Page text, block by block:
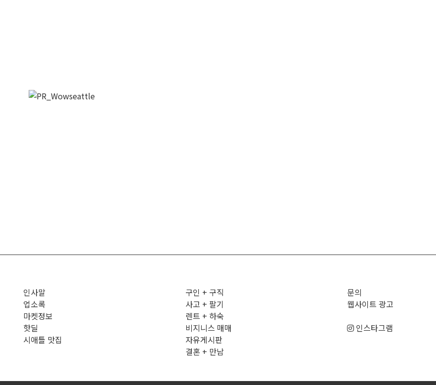
인사말
업소록
마켓정보
핫딜
시애틀 맛집
구인 + 구직
사고 + 팔기
렌트 + 하숙
비지니스 매매
자유게시판
결혼 + 만남
문의
웹사이트 광고
인스타그램